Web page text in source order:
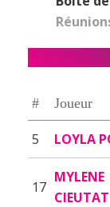
# Joueur
5 LOYLA
17
MYLENE
CIEUTAT